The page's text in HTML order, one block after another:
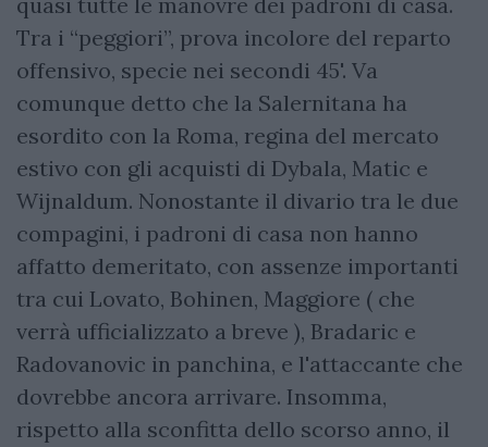
Tra i “peggiori”, prova incolore del reparto
offensivo, specie nei secondi 45'. Va
comunque detto che la Salernitana ha
esordito con la Roma, regina del mercato
estivo con gli acquisti di Dybala, Matic e
Wijnaldum. Nonostante il divario tra le due
compagini, i padroni di casa non hanno
affatto demeritato, con assenze importanti
tra cui Lovato, Bohinen, Maggiore ( che
verrà ufficializzato a breve ), Bradaric e
Radovanovic in panchina, e l'attaccante che
dovrebbe ancora arrivare. Insomma,
rispetto alla sconfitta dello scorso anno, il